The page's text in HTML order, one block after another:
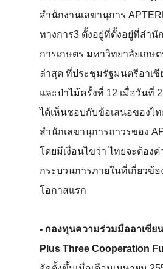
สำนักงานเลขานุการ
ทางการ3 ตั้งอยู่ที่ตั้งอยู่ที่สำนั
การเกษตร มหาวิทยาลัยเกษ
ล่าสุด ที่ประชุมรัฐมนตรีอาเซี
และป่าไม้ครั้งที่ 12 เมื่อวันที่
ได้เห็นชอบกับข้อเสนอของไ
สำนักเลขานุการถาวรของ
โดยมีเงื่อนไขว่า ไทยจะต้องด
กระบวนการภายในที่เกี่ยวข้อ
โอกาสแรก
- กองทุนความร่วมมืออาเซีย
Plus Three Cooperation